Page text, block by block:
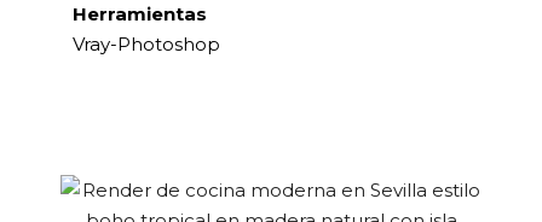
Herramientas
Vray-Photoshop